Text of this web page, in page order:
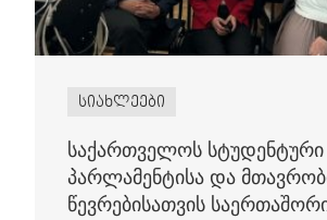
სიახლეები
საქართველოს სტუდენტური
პარლამენტისა და
წევრებისათვის